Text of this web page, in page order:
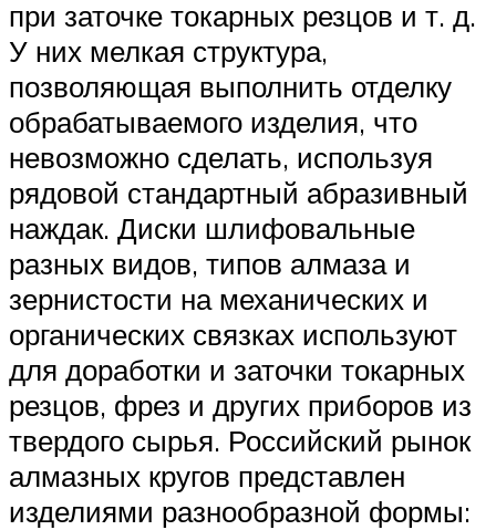
при заточке токарных резцов и т. д.
У них мелкая структура,
позволяющая выполнить отделку
обрабатываемого изделия, что
невозможно сделать, используя
рядовой стандартный абразивный
наждак. Диски шлифовальные
разных видов, типов алмаза и
зернистости на механических и
органических связках используют
для доработки и заточки токарных
резцов, фрез и других приборов из
твердого сырья. Российский рынок
алмазных кругов представлен
изделиями разнообразной формы: